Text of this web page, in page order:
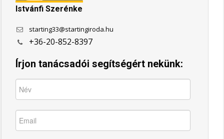
Istvánfi Szerénke
starting33@startingiroda.hu
+36-20-852-8397
Írjon tanácsadói segítségért nekünk: